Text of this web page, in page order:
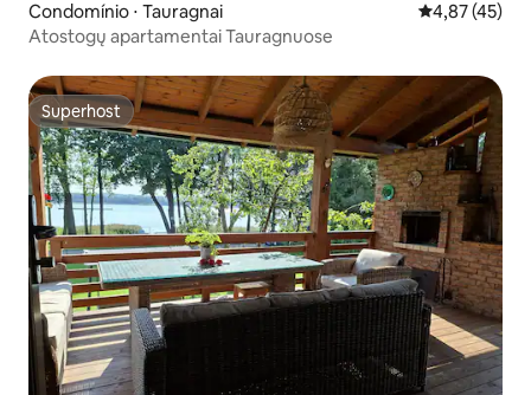
Condomínio ⋅ Tauragnai 4,87 de uma
4,87 (45)
Atostogų apartamentai Tauragnuose
Superhost
Superhost